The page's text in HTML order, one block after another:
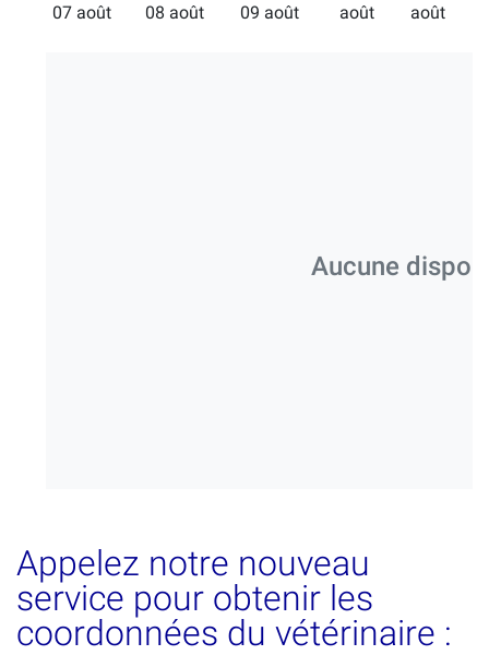
07 août
08 août
09 août
août
août
Aucune
Appelez notre nouveau
service pour obtenir les
coordonnées du vétérinaire :